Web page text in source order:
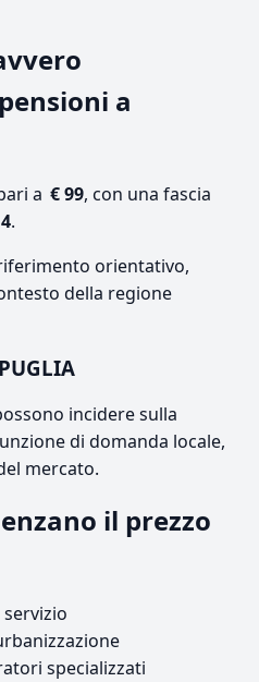
a
a € 99, con una fascia
.
orientativo,
della regione
incidere sulla
di domanda locale,
mercato.
il prezzo
specializzati